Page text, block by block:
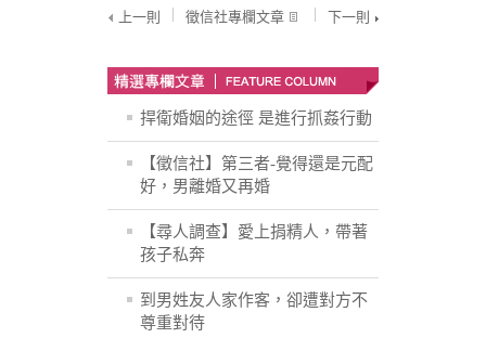
上一則 徵信社專欄文章 下一則
捍衛婚姻的途徑 是進行抓姦行動
【徵信社】第三者-覺得還是元配
好，男離婚又再婚
【尋人調查】愛上捐精人，帶著
孩子私奔
到男姓友人家作客，卻遭對方不
尊重對待